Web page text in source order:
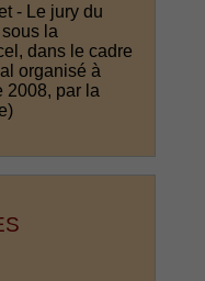
- Le jury du
la
dans le cadre
organisé à
2008, par la